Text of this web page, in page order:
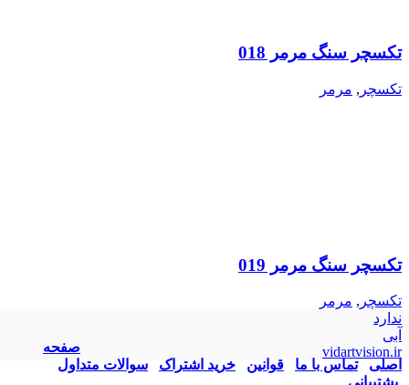
تکسچر سنگ مرمر 018
تکسچر , مرمر
تکسچر سنگ مرمر 019
تکسچر , مرمر
ندارد
آبی
vidartvision.ir
صفحه
اصلی
تماس با ما قوانین خرید اشتراک
سوالات متداول